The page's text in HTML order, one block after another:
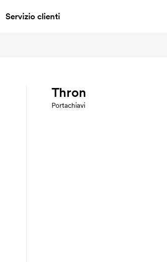
Servizio clienti
Thron
Portachiavi